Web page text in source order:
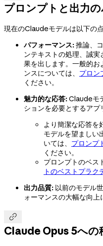
プロンプトと出力
現在のClaudeモデルは以下の
パフォーマンス:推論、
ンテキストの処理、誠
果を出します。一般的
ンスについては、 プロン
ください。
魅力的な応答:Claudeモ
ションを必要とするアプ
より簡潔な応答を
モデルを望ましい
いては、 プロンプ
ください。
プロンプトのベス
トのベストプラク
出力品質: 以前のモデル
ォーマンスの大幅な向上

Claude Opus 5への